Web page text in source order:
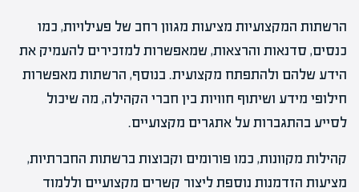
הרשתות המקצועיות מציעות מגוון רחב של פעילויות, כמו
כנסים, סדנאות והרצאות, שמאפשרות למזכירים להעמיק את
הידע שלהם ולהתפתח מקצועית. בנוסף, הרשתות מאפשרות
חילופי מידע ושיתוף חוויות בין חברי הקהילה, מה שיכול
לסייע בהתגברות על אתגרים מקצועיים.
קהילות מקוונות, כמו פורומים וקבוצות ברשתות החברתיות,
מציעות הזדמנות נוספת ליצור קשרים מקצועיים וללמוד